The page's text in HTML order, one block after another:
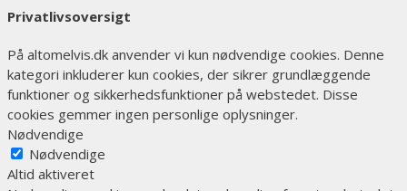
Privatlivsoversigt
På altomelvis.dk anvender vi kun nødvendige cookies. Denne
kategori inkluderer kun cookies, der sikrer grundlæggende
funktioner og sikkerhedsfunktioner på webstedet. Disse
cookies gemmer ingen personlige oplysninger.
Nødvendige
Nødvendige
Altid aktiveret